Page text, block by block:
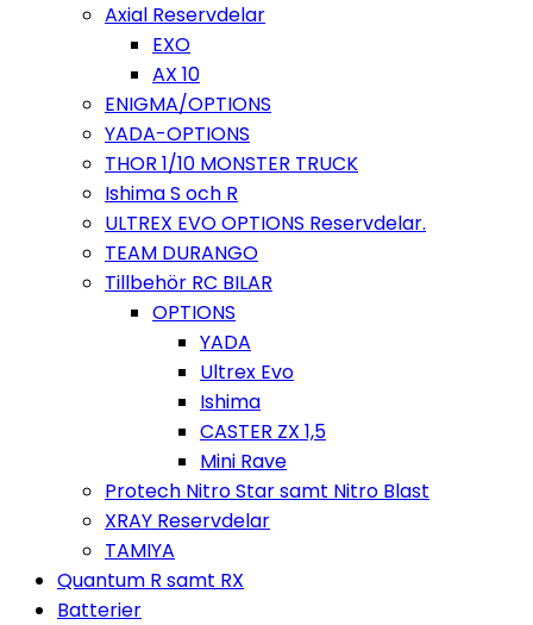
Axial Reservdelar
EXO
AX 10
ENIGMA/OPTIONS
YADA-OPTIONS
THOR 1/10 MONSTER TRUCK
Ishima S och R
ULTREX EVO OPTIONS Reservdelar.
TEAM DURANGO
Tillbehör RC BILAR
OPTIONS
YADA
Ultrex Evo
Ishima
CASTER ZX 1,5
Mini Rave
Protech Nitro Star samt Nitro Blast
XRAY Reservdelar
TAMIYA
Quantum R samt RX
Batterier